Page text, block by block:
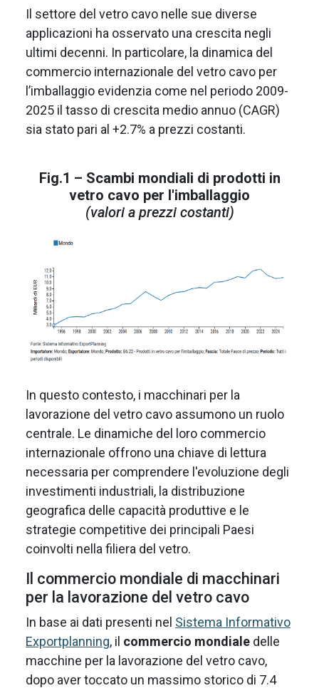
Il settore del vetro cavo nelle sue diverse
applicazioni ha osservato una crescita negli
ultimi decenni. In particolare, la dinamica del
commercio internazionale del vetro cavo per
l’imballaggio evidenzia come nel periodo 2009-
2025 il tasso di crescita medio annuo (CAGR)
sia stato pari al +2.7% a prezzi costanti.
Fig.1 – Scambi mondiali di prodotti in
vetro cavo per l'imballaggio
(valori a prezzi costanti)
In questo contesto, i macchinari per la
lavorazione del vetro cavo assumono un ruolo
centrale. Le dinamiche del loro commercio
internazionale offrono una chiave di lettura
necessaria per comprendere l'evoluzione degli
investimenti industriali, la distribuzione
geografica delle capacità produttive e le
strategie competitive dei principali Paesi
coinvolti nella filiera del vetro.
Il commercio mondiale di macchinari
per la lavorazione del vetro cavo
In base ai dati presenti nel Sistema Informativo
Exportplanning, il commercio mondiale delle
macchine per la lavorazione del vetro cavo,
dopo aver toccato un massimo storico di 7.4